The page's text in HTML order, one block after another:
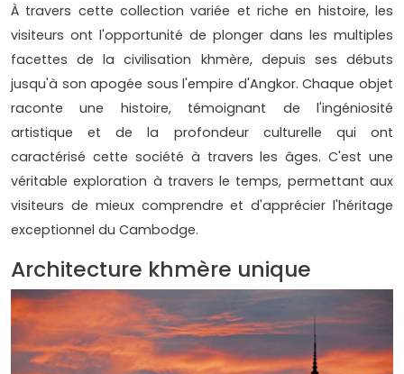
À travers cette collection variée et riche en histoire, les
visiteurs ont l'opportunité de plonger dans les multiples
facettes de la civilisation khmère, depuis ses débuts
jusqu'à son apogée sous l'empire d'Angkor. Chaque objet
raconte une histoire, témoignant de l'ingéniosité
artistique et de la profondeur culturelle qui ont
caractérisé cette société à travers les âges. C'est une
véritable exploration à travers le temps, permettant aux
visiteurs de mieux comprendre et d'apprécier l'héritage
exceptionnel du Cambodge.
Architecture khmère unique